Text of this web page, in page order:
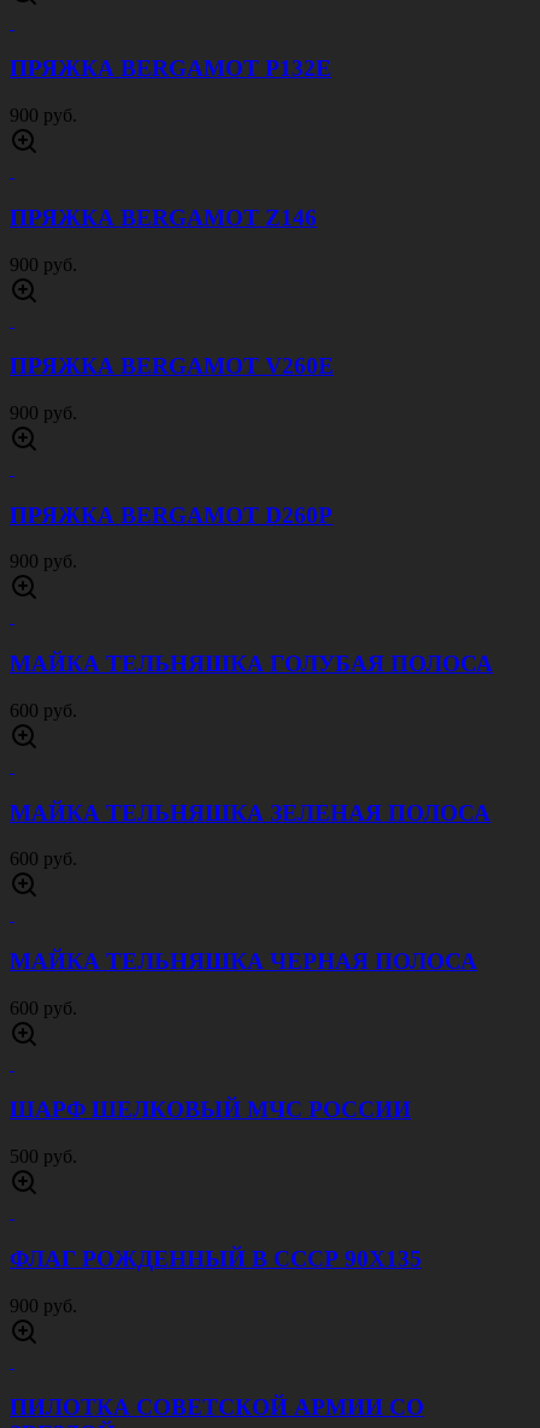
ПРЯЖКА BERGAMOT P132E
900 руб.
ПРЯЖКА BERGAMOT Z146
900 руб.
ПРЯЖКА BERGAMOT V260E
900 руб.
ПРЯЖКА BERGAMOT D260P
900 руб.
МАЙКА ТЕЛЬНЯШКА ГОЛУБАЯ ПОЛОСА
600 руб.
МАЙКА ТЕЛЬНЯШКА ЗЕЛЕНАЯ ПОЛОСА
600 руб.
МАЙКА ТЕЛЬНЯШКА ЧЕРНАЯ ПОЛОСА
600 руб.
ШАРФ ШЕЛКОВЫЙ МЧС РОССИИ
500 руб.
ФЛАГ РОЖДЕННЫЙ В СССР 90Х135
900 руб.
ПИЛОТКА СОВЕТСКОЙ АРМИИ CО